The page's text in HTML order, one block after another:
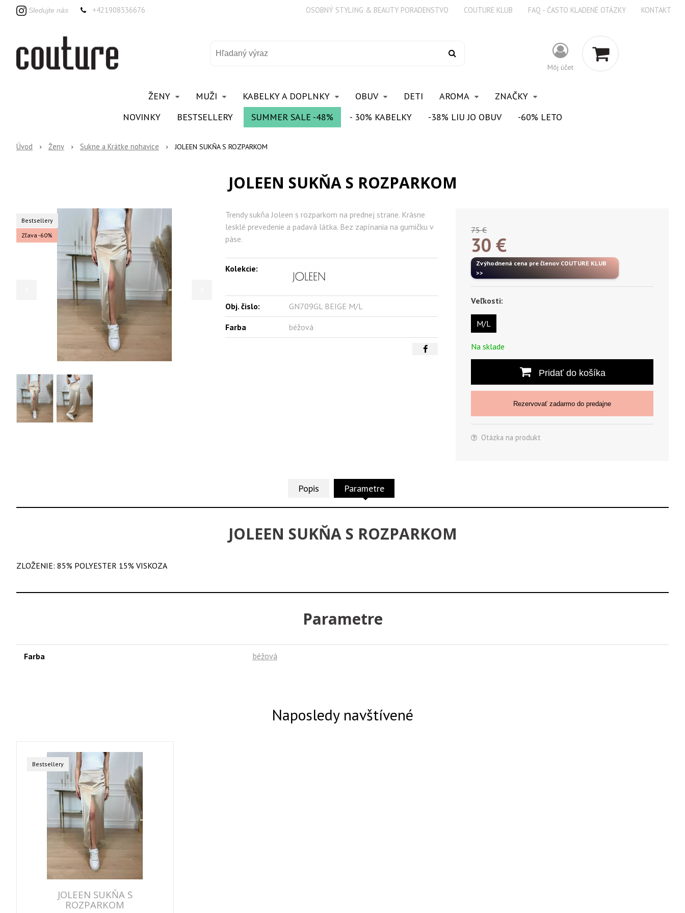
Sledujte nás +421908336676 OSOBNÝ STYLING & BEAUTY PORADENSTVO COUTURE KLUB FAQ - ČASTO KLADENÉ OTÁZKY KONTAKT
Môj účet
ŽENY MUŽI KABELKY A DOPLNKY OBUV DETI AROMA
ZNAČKY
NOVINKY
BESTSELLERY SUMMER SALE -48% - 30% KABELKY -38% LIU JO OBUV -60% LETO
Úvod Ženy Sukne a Krátke nohavice JOLEEN SUKŇA S ROZPARKOM
JOLEEN SUKŇA S ROZPARKOM
Bestsellery
Zľava -60%
75 €
30 €
Zvýhodnená cena pre členov COUTURE KLUB
>>
Veľkosti:
M/L
Na sklade
Pridať do košíka
Rezervovať zadarmo do predajne
Otázka na produkt
Trendy sukňa Joleen s rozparkom na prednej strane. Krásne
lesklé prevedenie a padavá látka. Bez zapínania na gumičku v
páse.
Kolekcie:
Obj. čislo: GN709GL BEIGE M/L
Farba béžová
Popis Parametre
JOLEEN SUKŇA S ROZPARKOM
ZLOŽENIE: 85% POLYESTER 15% VISKOZA
Parametre
Farba béžová
Naposledy navštívené
JOLEEN SUKŇA S
ROZPARKOM
Bestsellery